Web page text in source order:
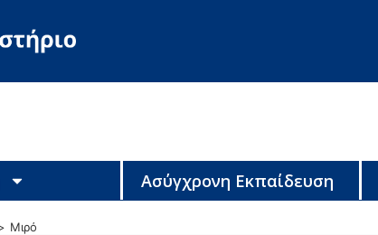
Ασύγχρονη Εκπαίδευση
Μιρό